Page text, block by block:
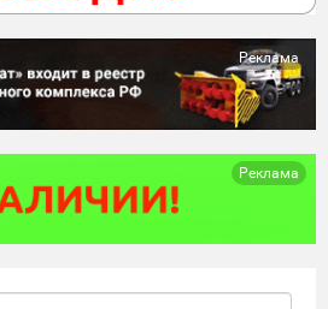
Реклама
Реклама